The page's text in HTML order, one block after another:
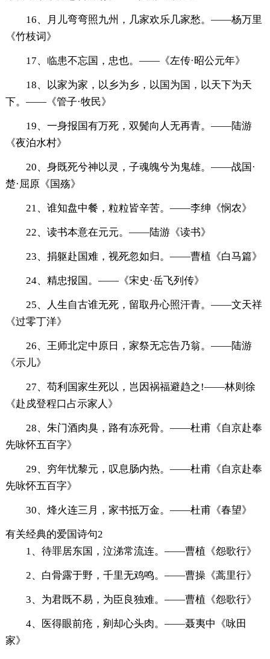
16、月儿弯弯照九州，几家欢乐几家愁。——杨万里
《竹枝词》
17、临患不忘国，忠也。——《左传·昭公元年》
18、以家为家，以乡为乡，以国为国，以天下为天
下。——《管子·牧民》
19、一身报国有万死，双鬓向人无再青。——陆游
《夜泊水村》
20、身既死兮神以灵，子魂魄兮为鬼雄。——战国·
楚·屈原《国殇》
21、谁知盘中餐，粒粒皆辛苦。——李绅《悯农》
22、读书本意在元元。——陆游《读书》
23、捐躯赴国难，视死忽如归。——曹植《白马篇》
24、精忠报国。——《宋史·岳飞列传》
25、人生自古谁无死，留取丹心照汗青。——文天祥
《过零丁洋》
26、王师北定中原日，家祭无忘告乃翁。——陆游
《示儿》
27、苟利国家生死以，岂因祸福避趋之!——林则徐
《赴戍登程口占示家人》
28、朱门酒肉臭，路有冻死骨。——杜甫《自京赴奉
先咏怀五百字》
29、穷年忧黎元，叹息肠内热。——杜甫《自京赴奉
先咏怀五百字》
30、烽火连三月，家书抵万金。——杜甫《春望》
有关经典的爱国诗句2
1、待罪居东国，泣涕常流连。——曹植《怨歌行》
2、白骨露于野，千里无鸡鸣。——曹操《蒿里行》
3、为君既不易，为臣良独难。——曹植《怨歌行》
4、医得眼前疮，剜却心头肉。——聂夷中《咏田
家》